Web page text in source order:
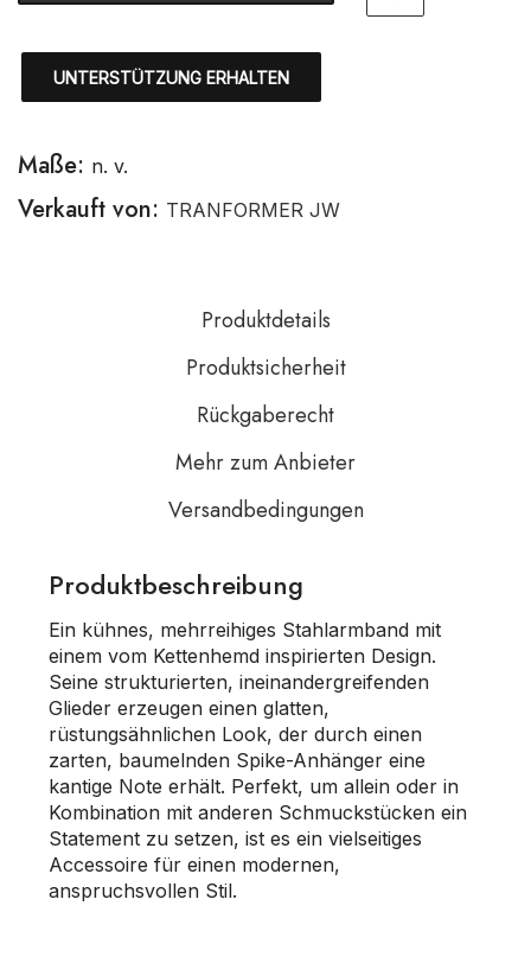
UNTERSTÜTZUNG ERHALTEN
Maße: n. v.
Verkauft von: TRANFORMER JW
Produktdetails
Produktsicherheit
Rückgaberecht
Mehr zum Anbieter
Versandbedingungen
Produktbeschreibung
Ein kühnes, mehrreihiges Stahlarmband mit
einem vom Kettenhemd inspirierten Design.
Seine strukturierten, ineinandergreifenden
Glieder erzeugen einen glatten,
rüstungsähnlichen Look, der durch einen
zarten, baumelnden Spike-Anhänger eine
kantige Note erhält. Perfekt, um allein oder in
Kombination mit anderen Schmuckstücken ein
Statement zu setzen, ist es ein vielseitiges
Accessoire für einen modernen,
anspruchsvollen Stil.